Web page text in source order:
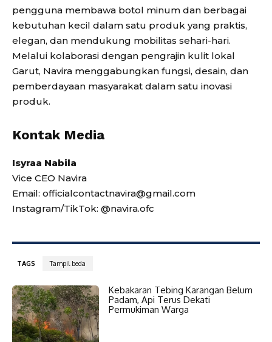
pengguna membawa botol minum dan berbagai
kebutuhan kecil dalam satu produk yang praktis,
elegan, dan mendukung mobilitas sehari-hari.
Melalui kolaborasi dengan pengrajin kulit lokal
Garut, Navira menggabungkan fungsi, desain, dan
pemberdayaan masyarakat dalam satu inovasi
produk.
Kontak Media
Isyraa Nabila
Vice CEO Navira
Email: officialcontactnavira@gmail.com
Instagram/TikTok: @navira.ofc
TAGS Tampil beda
Kebakaran Tebing Karangan Belum
Padam, Api Terus Dekati
Permukiman Warga